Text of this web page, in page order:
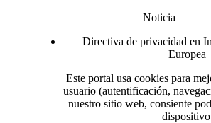
Noticia
Directiva de privacidad en
Europea
Este portal usa cookies para
usuario (autentificación,
nuestro sitio web, consiente